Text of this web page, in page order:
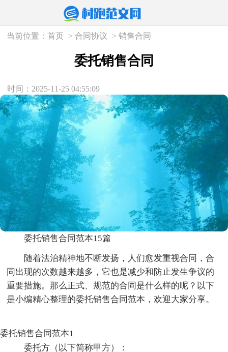
当前位置：首页 >合同协议 >销售合同
委托销售合同
时间：2025-11-25 04:55:09
委托销售合同范本15篇
随着法治精神地不断发扬，人们愈发重视合同，合
同出现的次数越来越多，它也是减少和防止发生争议的
重要措施。那么正式、规范的合同是什么样的呢？以下
是小编精心整理的委托销售合同范本，欢迎大家分享。
委托销售合同范本1
委托方（以下简称甲方）：